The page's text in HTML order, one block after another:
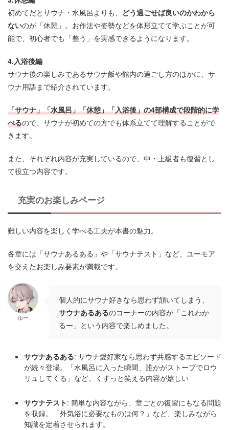
初めてだとサウナ・水風呂よりも、 どう過ごせば良いのかわから
ないのが「休憩」。お作法や姿勢などを体形立てて学ぶことが可
能で、初心者でも「整う」を実感できるようになります。
4.入浴後編
サウナ後の楽しみであるサウナ飯や館内の過ごし方のほかに、サ
ウナ用語まで紹介されています。
「サウナ」「水風呂」「休憩」「入浴後」の4部構成で段階的に学
べるので、サウナが初めての方でも体系立てて理解することがで
きます。
また、それぞれ内容が充実しているので、中・上級者も復習とし
て役立つ内容です。
充実のお楽しみページ
難しい内容を楽しく学べる工夫が本書の魅力。
各章には「サウナあるある」や「サウナテスト」など、ユーモア
を交えたお楽しみ要素が満載です。
ゆー
個人的にサウナ好きなら思わず頷いてしまう、
サウナあるあるのコーナーの内容が「これわか
るー」という内容で楽しめました。
サウナあるある: サウナ愛好家なら思わず共感するエピソード
が続々登場。「水風呂に入った瞬間、誰かがストーブでロウ
リュしてくる」など、くすっと笑える内容が嬉しい
サウナテスト: 簡単な内容ながら、章ごとの復習にもなる問題
を収録。「外気浴に必要なものは何？」など、楽しみながら
知識を定着させられます。